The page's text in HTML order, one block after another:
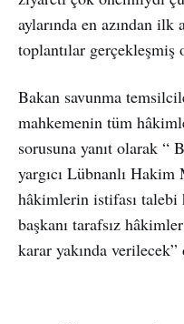
aylarında en azından
toplantılar gerçekleşmiş
Bakan savunma
mahkemenin tüm
sorusuna yanıt olarak “
yargıcı Lübnanlı
hâkimlerin istifası talebi
başkanı tarafsız
karar yakında verilecek”